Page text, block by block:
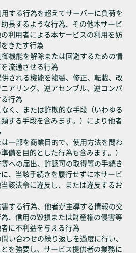
する行為を超えてサーバーに負荷を
長するような行為、その他本サービ
利用者による本サービスの利用を妨
きたす行為
機能を解除または回避するための情
流通させる行為
される機能を複製、修正、転載、改
アリング、逆アセンブル、逆コンパ
行為
く、または詐欺的な手段（いわゆる
する手段を含みます。）により他者
一部を商業目的で、使用方法を問わ
備を目的とした行為も含みます。）
への届出、許認可の取得等の手続き
、当該手続きを履行せずに本サービ
該法令に違反し、または違反するお
する行為、他者が主導する情報の交
、信用の毀損または財産権の侵害等
に不利益を与える行為
い合わせの繰り返しを過度に行い、
を強要し、サービス提供者の業務に